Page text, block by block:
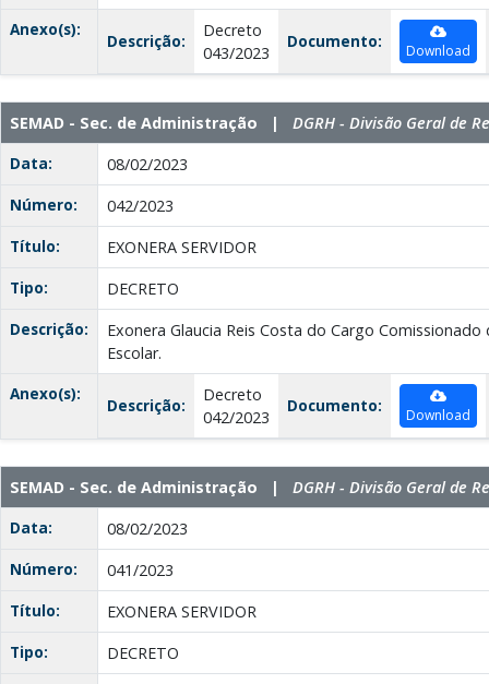
Anexo(s):
Descrição:
Decreto
043/2023
Documento: Download
SEMAD - Sec. de Administração | DGRH - Divisão Geral de
Data:
08/02/2023
Número:
042/2023
Título:
EXONERA SERVIDOR
Tipo:
DECRETO
Descrição:
Exonera Glaucia Reis Costa do Cargo
Escolar.
Anexo(s):
Descrição:
Decreto
042/2023
Documento: Download
SEMAD - Sec. de Administração | DGRH - Divisão Geral de
Data:
08/02/2023
Número:
041/2023
Título:
EXONERA SERVIDOR
Tipo:
DECRETO